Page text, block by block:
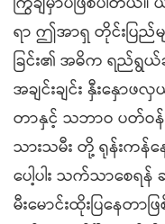
ရာ ဤအာရှ တိုင်းပြည်
ခြင်း၏ အဓိက ရည်ရွယ်
အချင်းချင်း နှီးနှေ
တာနှင့် သဘာဝ ပတ်ဝန်
သားသမီး တို့ ရုန်းကန်
ပေါ့ပါး သက်သာစေရ
မီးမောင်းထိုးပြနေတ